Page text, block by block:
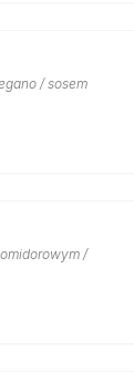
/ sosem
/